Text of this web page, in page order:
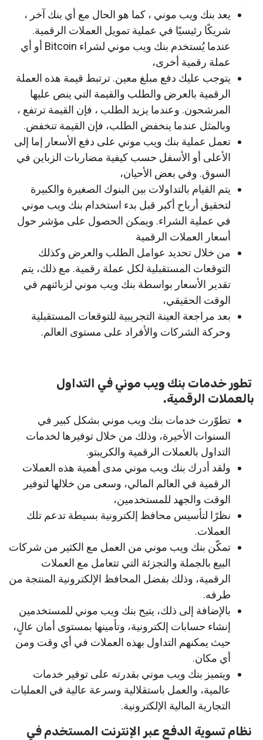
يعد بنك ويب موني ، كما هو الحال مع أي بنك آخر ،
شريكًا رئيسيًا في عملية تمويل العملات الرقمية.
عندما يُستخدم بنك ويب موني لشراء Bitcoin أو أي
عملة رقمية أخرى،
يتوجب عليك دفع مبلغ معين. ترتبط قيمة هذه العملة
الرقمية بالعرض والطلب والقيمة التي ينص عليها
المرشحون. وعندما يزيد الطلب ، فإن القيمة ترتفع ،
وبالمثل عندما ينخفض الطلب، فإن القيمة تنخفض.
تعمل عملية بنك ويب موني على دفع الأسعار إما إلى
الأعلى أو الأسفل حسب كيفية مضاربات الزباين في
السوق. وفي بعض الأحيان،
يتم القيام بالتداولات بين البنوك الصغيرة والكبيرة
لتحقيق أرباح أكبر قبل بدء استخدام بنك ويب موني
في عملية الشراء. ويمكن الحصول على مؤشر حول
أسعار العملات الرقمية
من خلال تحديد عوامل الطلب والعرض وكذلك
التوقعات المستقبلية لكل عملة رقمية. مع ذلك، يتم
تقدير الأسعار بواسطة بنك ويب موني لزبائنهم في
الوقت الحقيقي،
بعد مراجعة العينة التجريبية للتوقعات المستقبلية
وحركة الشركات والأفراد على مستوى العالم.
تطور خدمات بنك ويب موني في التداول
بالعملات الرقمية.
تطوّرت خدمات بنك ويب موني بشكل كبير في
السنوات الأخيرة، وذلك من خلال توفيرها لخدمات
التداول بالعملات الرقمية والكريبتو.
ولقد أدرك بنك ويب موني مدى أهمية هذه العملات
الرقمية في العالم المالي، وسعى من خلالها لتوفير
الوقت والجهد للمستخدمين،
نظرًا لتأسيس محافظ إلكترونية بسيطة تدعم تلك
العملات.
تمكّن بنك ويب موني من العمل مع الكثير من شركات
البيع بالجملة والتجزئة التي تتعامل مع العملات
الرقمية، وذلك بفضل المحافظ الإلكترونية المنتجة من
طرفه.
بالإضافة إلى ذلك، يتيح بنك ويب موني للمستخدمين
إنشاء حسابات إلكترونية، وتأمينها بمستوى أمان عالٍ،
حيث يمكنهم التداول بهذه العملات في أي وقت ومن
أي مكان.
ويتميز بنك ويب موني بقدرته على توفير خدمات
عالمية، والعمل باستقلالية وسرعة عالية في العمليات
التجارية المالية الإلكترونية.
نظام تسوية الدفع عبر الإنترنت المستخدم في